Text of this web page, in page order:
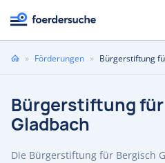
Sie» Förderungen » Bürgerstiftung
Bürgerstiftung
Gladbach
Die Bürgerstiftung für Bergisch